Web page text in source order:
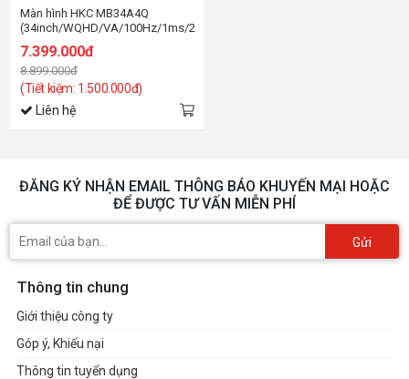
Màn hình HKC MB34A4Q
(34inch/WQHD/VA/100Hz/1ms/250nits/HDMI+DP+Audio/Cong)
7.399.000đ
8.899.000đ
(Tiết kiệm: 1.500.000đ)
Liên hệ
ĐĂNG KÝ NHẬN EMAIL THÔNG BÁO KHUYẾN MẠI HOẶC
ĐỂ ĐƯỢC TƯ VẤN MIỄN PHÍ
Gửi
Thông tin chung
Giới thiệu công ty
Góp ý, Khiếu nại
Thông tin tuyển dụng